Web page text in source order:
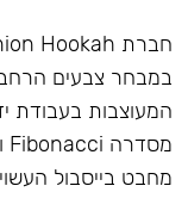
במבחר צבעים הרחב
המעוצבות בעבודת
מחבט בייסבול